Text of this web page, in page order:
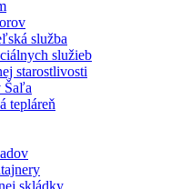
služba
služieb
starostlivosti
Šaľa
tepláreň